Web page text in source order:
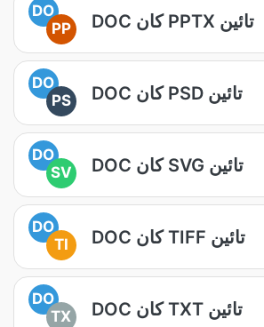
DO
PP
DOC کان PPTX تائين
DO
PS
DOC کان PSD تائين
DO
SV
DOC کان SVG تائين
DO
TI
DOC کان TIFF تائين
DO
TX
DOC کان TXT تائين